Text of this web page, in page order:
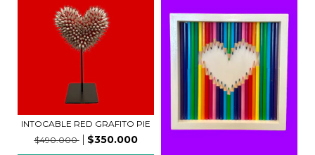
INTOCABLE RED GRAFITO PIE
$490.000
$350.000